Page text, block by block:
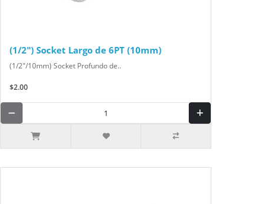
(1/2") Socket Largo de 6PT (10mm)
(1/2"/10mm) Socket Profundo de..
$2.00